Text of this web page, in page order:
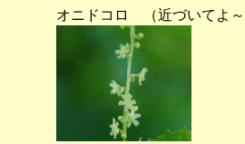
オニドコロ （近づいてよ～